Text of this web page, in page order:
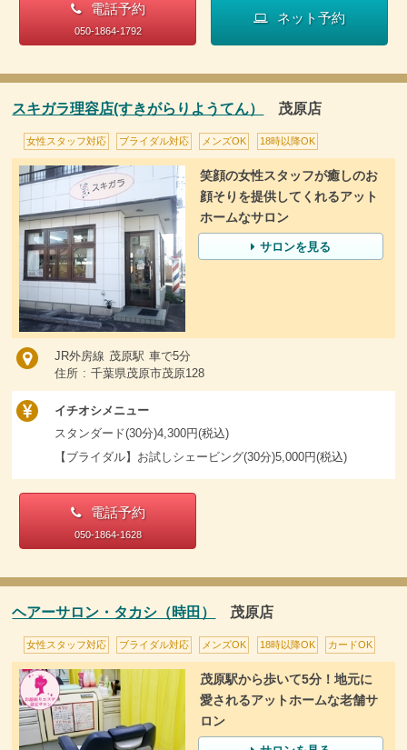
電話予約
050-1864-1792
ネット予約
スキガラ理容店(すきがらりようてん） 茂原店
女性スタッフ対応 ブライダル対応 メンズOK 18時以降OK
笑顔の女性スタッフが癒しのお
顔そりを提供してくれるアット
ホームなサロン
サロンを見る
JR外房線 茂原駅 車で5分
住所 : 千葉県茂原市茂原128
イチオシメニュー
スタンダード(30分)4,300円(税込)
【ブライダル】お試しシェービング(30分)5,000円(税込)
電話予約
050-1864-1628
ヘアーサロン・タカシ（時田） 茂原店
女性スタッフ対応 ブライダル対応 メンズOK 18時以降OK カードOK
茂原駅から歩いて5分！地元に
愛されるアットホームな老舗サ
ロン